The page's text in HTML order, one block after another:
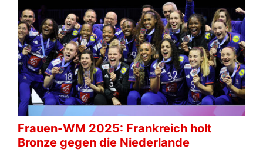
Frauen-WM 2025: Frankreich holt
Bronze gegen die Niederlande